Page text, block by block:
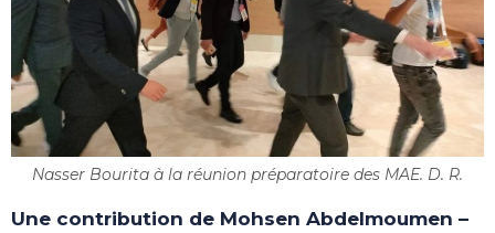
Nasser Bourita à la réunion préparatoire des MAE. D. R.
Une contribution de Mohsen Abdelmoumen –